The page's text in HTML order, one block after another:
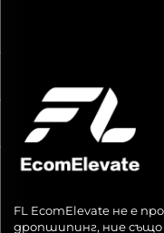
FL EcomElevate не е
дропшипинг, ние също